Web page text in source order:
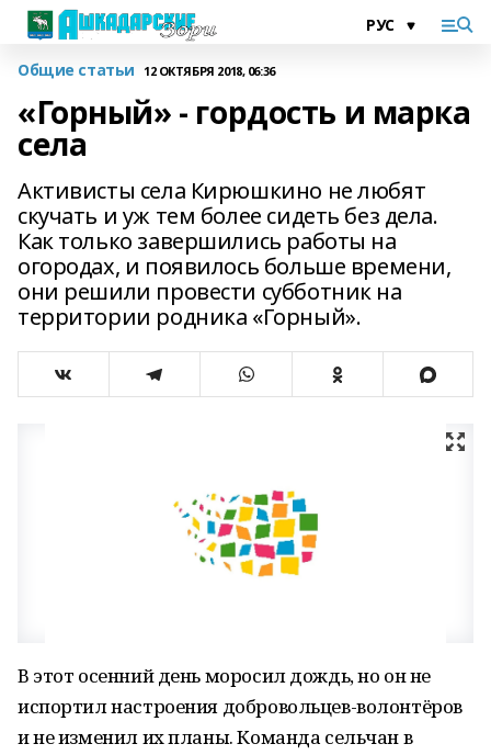
Общие статьи 12 ОКТЯБРЯ 2018, 06:36
«Горный» - гордость и марка
села
Активисты села Кирюшкино не любят
скучать и уж тем более сидеть без дела.
Как только завершились работы на
огородах, и появилось больше времени,
они решили провести субботник на
территории родника «Горный».
В этот осенний день моросил дождь, но он не
испортил настроения добровольцев-волонтёров
и не изменил их планы. Команда сельчан в